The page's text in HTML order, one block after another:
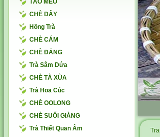
TÁO MÈO
CHÈ DÂY
Hồng Trà
CHÈ CÁM
CHÈ ĐẮNG
Trà Sâm Dứa
CHÈ TÀ XÙA
Trà Hoa Cúc
CHÈ OOLONG
CHÈ SUỐI GIÀNG
Trà Thiết Quan Âm